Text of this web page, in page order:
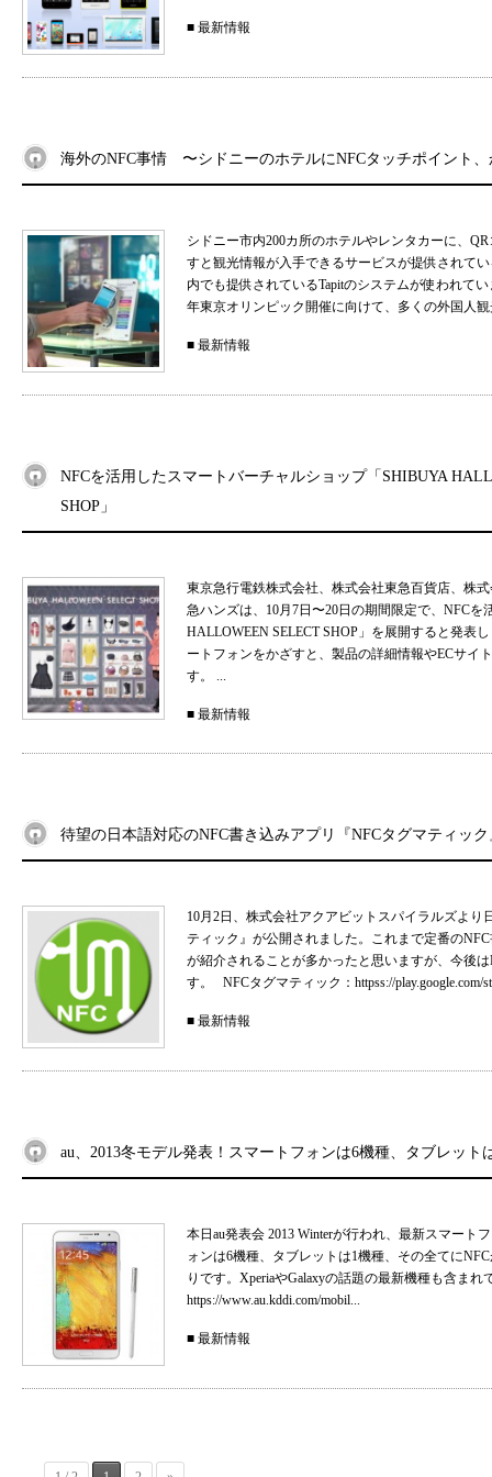
■ 最新情報
海外のNFC事情 〜シドニーのホテルにNFCタッチポイント
シドニー市内200カ所のホテルやレンタカーに、
すと観光情報が入手できるサービスが提供されて
内でも提供されているTapitのシステムが使われ
年東京オリンピック開催に向けて、多くの外国人
■ 最新情報
NFCを活用したスマートバーチャルショップ「SHIBUYA
SHOP」
東京急行電鉄株式会社、株式会社東急百貨店、株
急ハンズは、10月7日〜20日の期間限定で、NFC
HALLOWEEN SELECT SHOP」を展開すると発表
ートフォンをかざすと、製品の詳細情報やECサイ
す。 ...
■ 最新情報
待望の日本語対応のNFC書き込みアプリ『NFCタグマティック
10月2日、株式会社アクアビットスパイラルズよ
ティック』が公開されました。これまで定番の
が紹介されることが多かったと思いますが、今後
す。 NFCタグマティック：httpss://play.google.com/
■ 最新情報
au、2013冬モデル発表！スマートフォンは6機種、タブレット
本日au発表会 2013 Winterが行われ、最新スマート
ォンは6機種、タブレットは1機種、その全てに
りです。XperiaやGalaxyの話題の最新機種も含ま
https://www.au.kddi.com/mobil...
■ 最新情報